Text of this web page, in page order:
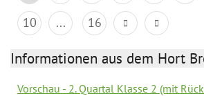
10
... 16
Informationen aus dem Hort
Vorschau - 2. Quartal Klasse 2 (mit